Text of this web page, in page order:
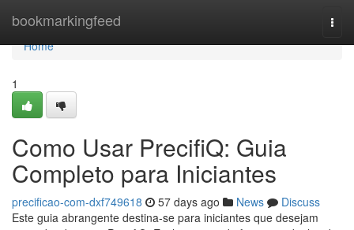
bookmarkingfeed
Home
Home
1
Como Usar PrecifiQ: Guia
Completo para Iniciantes
precificao-com-dxf749618 57 days ago News
Discuss
Este guia abrangente destina-se para iniciantes que desejam